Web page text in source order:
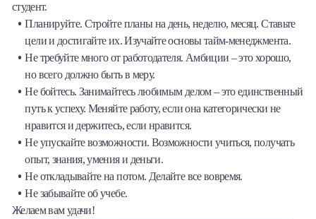
студент.
Планируйте. Стройте планы на день, неделю, месяц. Ставьте
цели и достигайте их. Изучайте основы тайм-менеджмента.
Не требуйте много от работодателя. Амбиции – это хорошо,
но всего должно быть в меру.
Не бойтесь. Занимайтесь любимым делом – это единственный
путь к успеху. Меняйте работу, если она категорически не
нравится и держитесь, если нравится.
Не упускайте возможности. Возможности учиться, получать
опыт, знания, умения и деньги.
Не откладывайте на потом. Делайте все вовремя.
Не забывайте об учебе.
Желаем вам удачи!